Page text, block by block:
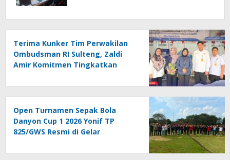
Terima Kunker Tim Perwakilan
Ombudsman RI Sulteng, Zaldi
Amir Komitmen Tingkatkan
Akuntabel Bebas Mal
Administrasi
Open Turnamen Sepak Bola
Danyon Cup 1 2026 Yonif TP
825/GWS Resmi di Gelar